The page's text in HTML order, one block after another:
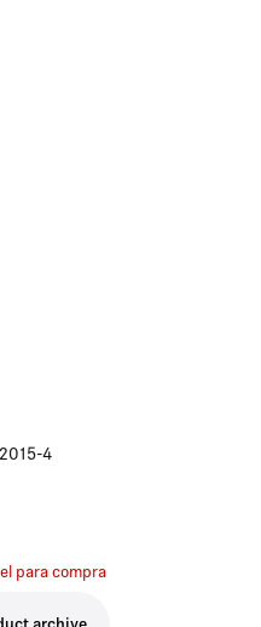
4
para compra